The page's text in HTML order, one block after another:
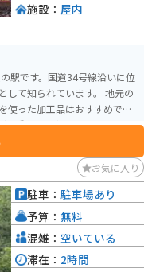
駅です。国道34号線沿いに位
られています。 地元の
使った加工品はおすすめで
、種類も豊富なので、お土産に
の食材を使った料理を楽しむ
としても最適です。道の駅周辺
と観光を楽しむこともでき
グの際には、ぜひ立ち寄っ
施設： 屋内
お気に入り
駐車： 駐車場あり
予算： 無料
混雑： 空いている
滞在： 2時間